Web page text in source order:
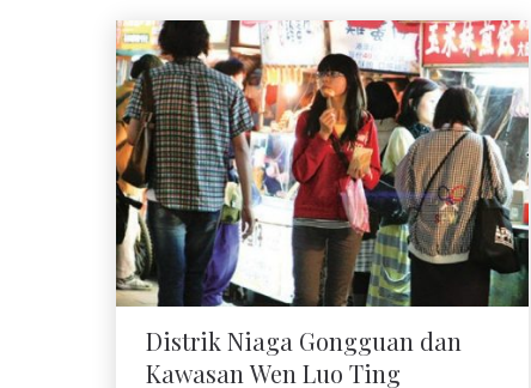
Distrik Niaga Gongguan dan
Kawasan Wen Luo Ting
Distrik Niaga Gongguan dan
Kawasan Wen Luo Ting